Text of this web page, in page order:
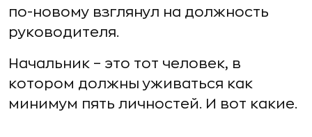
по-новому взглянул на должность
руководителя.
Начальник – это тот человек, в
котором должны уживаться как
минимум пять личностей. И вот какие.